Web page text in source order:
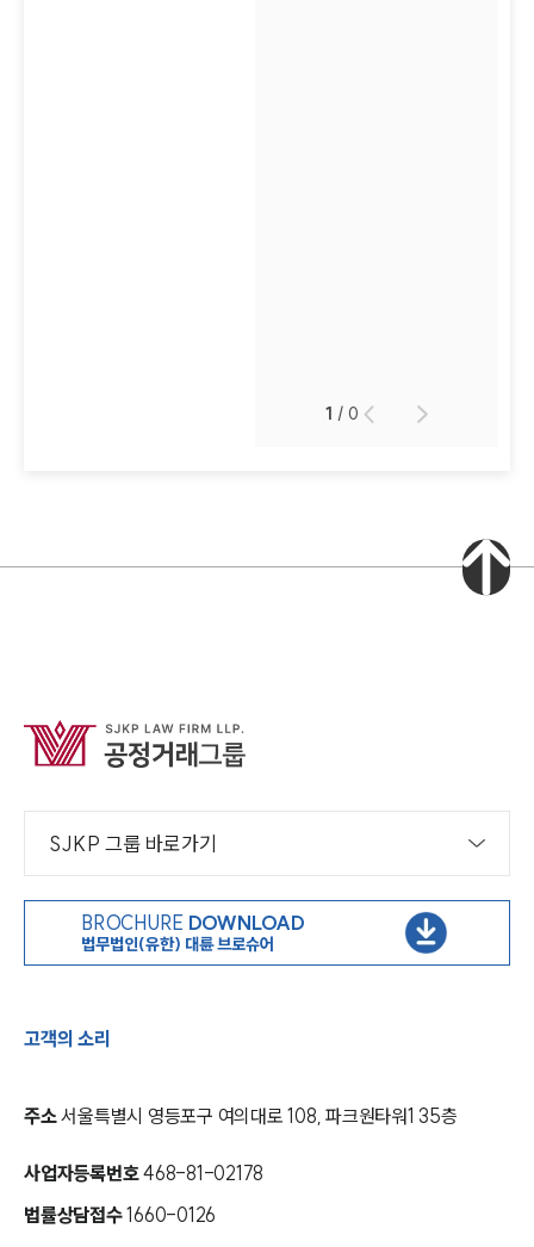
1 /0
SJKP 그룹 바로가기
BROCHURE DOWNLOAD
법무법인(유한) 대륜 브로슈어
고객의 소리
주소서울특별시 영등포구 여의대로 108, 파크원타워1 35층
사업자등록번호468-81-02178
법률상담접수1660-0126